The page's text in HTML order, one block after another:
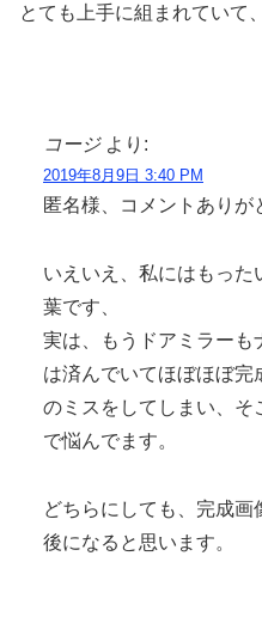
とても上手に組まれていて
コージ より:
2019年8月9日 3:40 PM
匿名様、コメントありが
いえいえ、私にはもっ
葉です、
実は、もうドアミラーも
は済んでいてほぼほぼ完
のミスをしてしまい、そ
で悩んでます。
どちらにしても、完成画
後になると思います。